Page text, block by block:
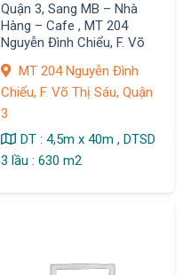
Quận 3, Sang MB – Nhà
Hàng – Cafe , MT 204
Nguyễn Đình Chiểu, F. Võ
MT 204 Nguyễn Đình
Chiểu, F. Võ Thị Sáu, Quận
3
DT : 4,5m x 40m , DTSD
3 lầu : 630 m2